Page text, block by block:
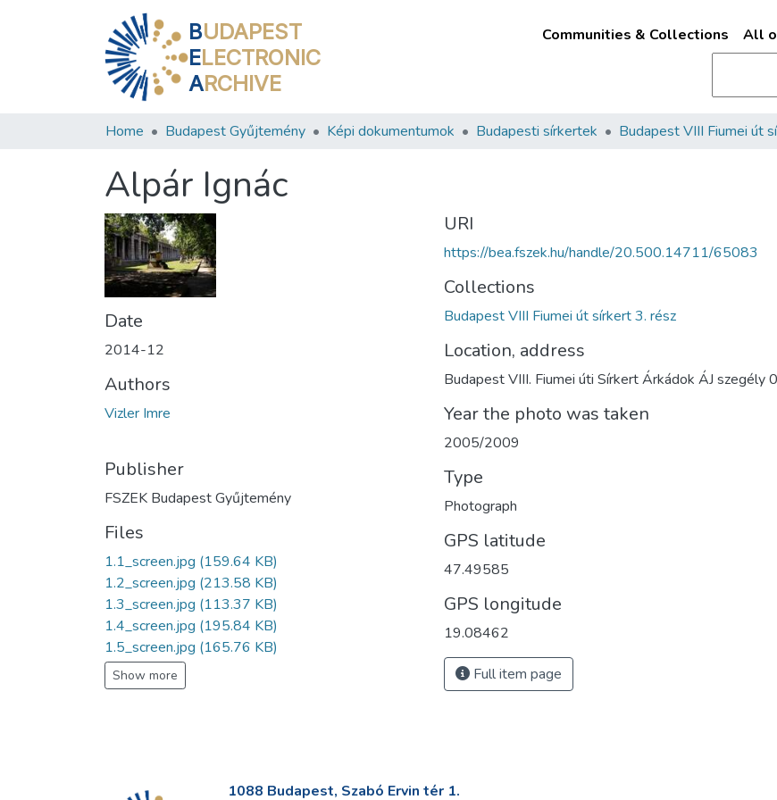
BUDAPEST
ELECTRONIC
ARCHIVE
Communities & Collections All
Home Budapest Gyűjtemény Képi dokumentumok Budapesti sírkertek
Alpár Ignác
Date
2014-12
Authors
Vizler Imre
Publisher
FSZEK Budapest Gyűjtemény
Files
1.1_screen.jpg (159.64 KB)
1.2_screen.jpg (213.58 KB)
1.3_screen.jpg (113.37 KB)
1.4_screen.jpg (195.84 KB)
1.5_screen.jpg (165.76 KB)
Show more
URI
https://bea.fszek.hu/handle/20.500.14711/65083
Collections
Budapest VIII Fiumei út sírkert 3. rész
Location, address
Budapest VIII. Fiumei úti Sírkert Árkádok ÁJ szegély
Year the photo was taken
2005/2009
Type
Photograph
GPS latitude
47.49585
GPS longitude
19.08462
Full item page
1088 Budapest, Szabó Ervin tér 1.